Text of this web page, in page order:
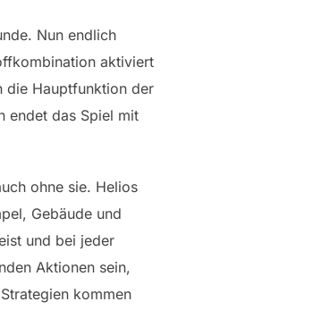
Nun endlich
aktiviert
die Hauptfunktion der
endet das Spiel mit
ohne sie. Helios
Gebäude und
und bei jeder
Aktionen sein,
kommen